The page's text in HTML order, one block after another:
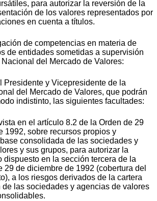
para autorizar la reversión de la
de los valores representados por
en cuenta a títulos.
de competencias en materia de
de entidades sometidas a supervisión
del Mercado de Valores:
Presidente y Vicepresidente de la
del Mercado de Valores, que podrán
indistinto, las siguientes facultades:
en el artículo 8.2 de la Orden de 29
1992, sobre recursos propios y
consolidada de las sociedades y
y sus grupos, para autorizar la
dispuesto en la sección tercera de la
29 de diciembre de 1992 (cobertura del
a los riesgos derivados de la cartera
las sociedades y agencias de valores